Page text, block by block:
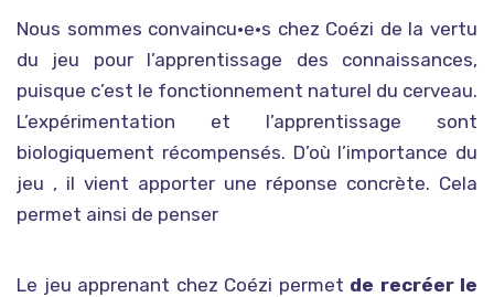
Nous sommes convaincu•e•s chez Coézi de la vertu
du jeu pour l’apprentissage des connaissances,
puisque c’est le fonctionnement naturel du cerveau.
L’expérimentation et l’apprentissage sont
biologiquement récompensés. D’où l’importance du
jeu , il vient apporter une réponse concrète. Cela
permet ainsi de penser
Le jeu apprenant chez Coézi permet de recréer le